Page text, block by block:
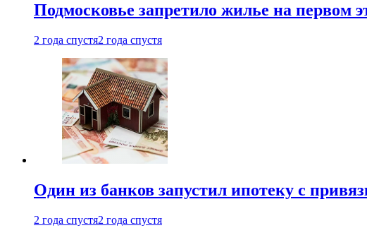
Подмосковье запретило жилье на первом
2 года спустя2 года спустя
Один из банков запустил ипотеку с
2 года спустя2 года спустя